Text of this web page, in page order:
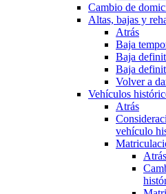
Cambio de
Altas, bajas y
Atrás
Baja
Baja
Baja
Volver a
Vehículos
Atrás
vehículo
Atrás